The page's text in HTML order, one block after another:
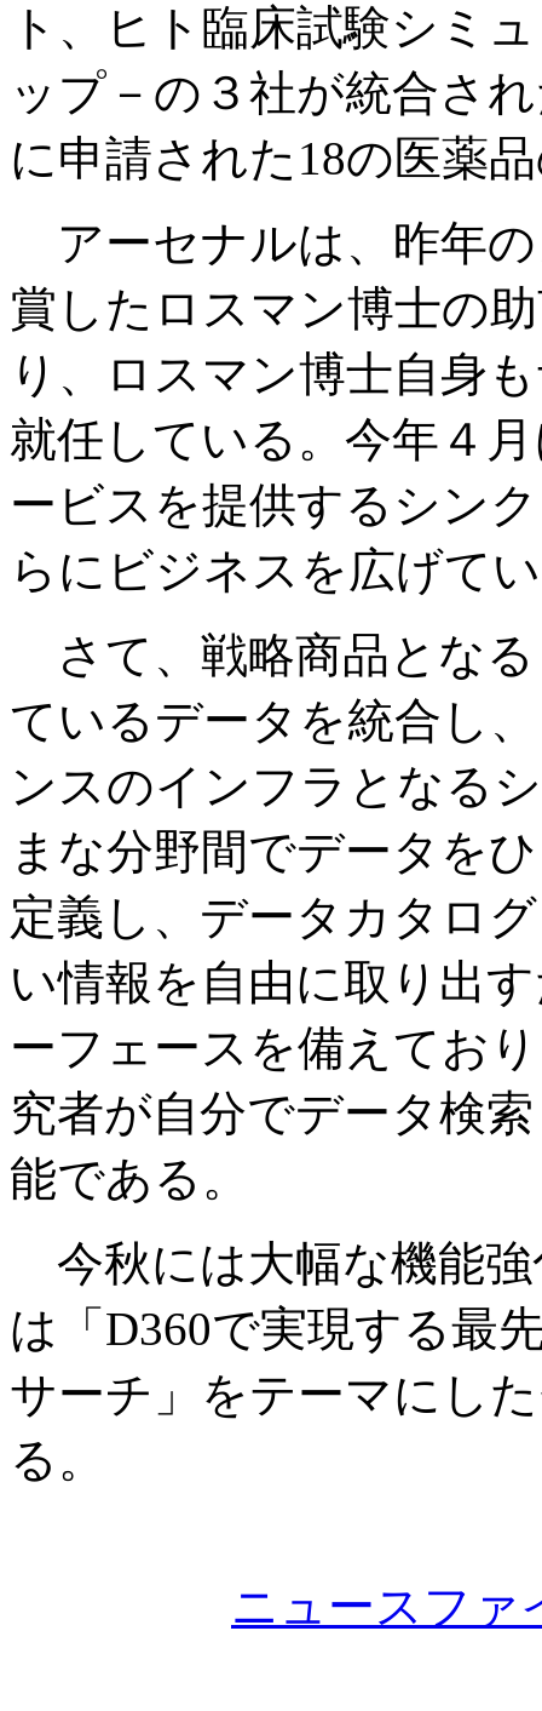
ト、ヒト臨床試験シミ
ップ－の３社が統合さ
に申請された18の医薬
アーセナルは、昨年
賞したロスマン博士の
り、ロスマン博士自身
就任している。今年４
ービスを提供するシン
らにビジネスを広げて
さて、戦略商品となる
ているデータを統合し
ンスのインフラとなる
まな分野間でデータを
定義し、データカタロ
い情報を自由に取り出
ーフェースを備えてお
究者が自分でデータ検
能である。
今秋には大幅な機能
は「D360で実現する最
サーチ」をテーマにし
る。
ニュースファ